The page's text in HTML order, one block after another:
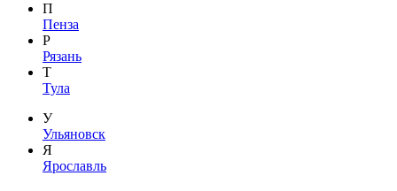
П
Пенза
Р
Рязань
Т
Тула
У
Ульяновск
Я
Ярославль